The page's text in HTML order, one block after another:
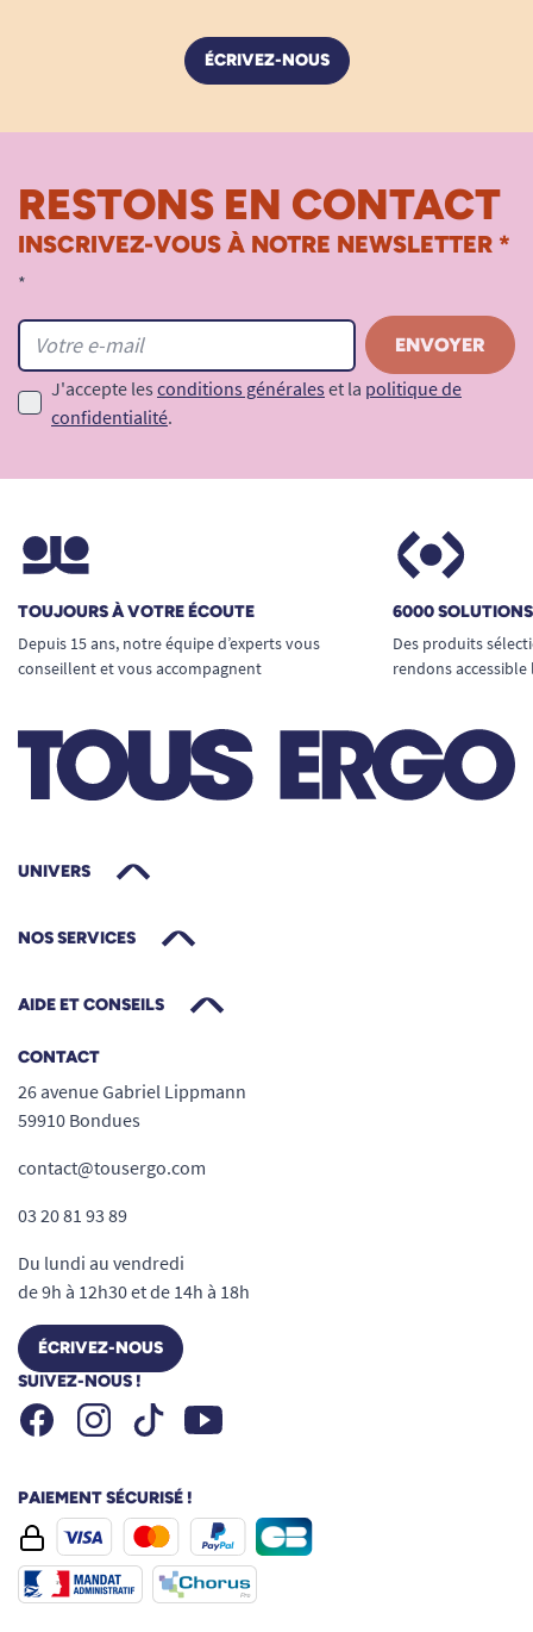
ÉCRIVEZ-NOUS
RESTONS EN CONTACT
INSCRIVEZ-VOUS À NOTRE NEWSLETTER *
*
J'accepte les conditions générales et la politique de
confidentialité.
TOUJOURS À VOTRE ÉCOUTE
Depuis 15 ans, notre équipe d’experts vous
conseillent et vous accompagnent
6000
Des produits
rendons
UNIVERS
NOS SERVICES
AIDE ET CONSEILS
CONTACT
26 avenue Gabriel Lippmann
59910 Bondues
contact@tousergo.com
03 20 81 93 89
Du lundi au vendredi
de 9h à 12h30 et de 14h à 18h
ÉCRIVEZ-NOUS
SUIVEZ-NOUS !
FacebookInstagramTiktok Youtube
PAIEMENT SÉCURISÉ !